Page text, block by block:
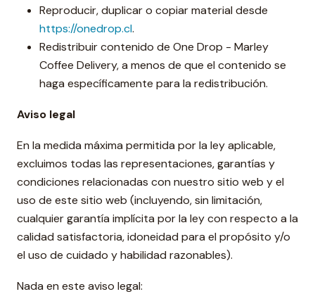
Reproducir, duplicar o copiar material desde
https://onedrop.cl.
Redistribuir contenido de One Drop - Marley
Coffee Delivery, a menos de que el contenido se
haga específicamente para la redistribución.
Aviso legal
En la medida máxima permitida por la ley aplicable,
excluimos todas las representaciones, garantías y
condiciones relacionadas con nuestro sitio web y el
uso de este sitio web (incluyendo, sin limitación,
cualquier garantía implícita por la ley con respecto a la
calidad satisfactoria, idoneidad para el propósito y/o
el uso de cuidado y habilidad razonables).
Nada en este aviso legal: